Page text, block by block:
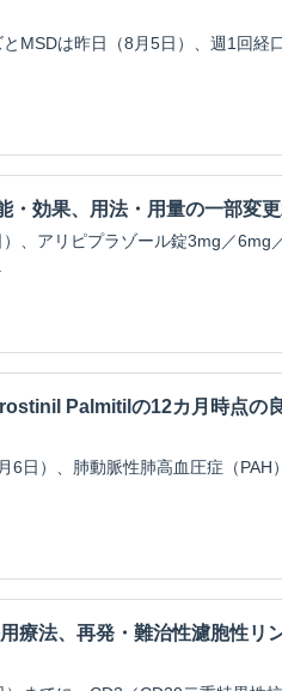
MSDは昨日（8月5日）、週1回経
・効果、用法・用量の一部変
、アリピプラゾール錠3mg／6mg
Palmitilの12カ月時点の
日）、肺動脈性肺高血圧症（PAH
療法、再発・難治性濾胞性リ